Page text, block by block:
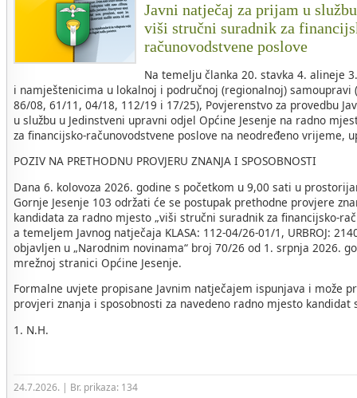
Javni natječaj za prijam u
viši stručni suradnik za
računovodstvene poslove
Na temelju članka 20. stavka 4. alineje
i namještenicima u lokalnoj i područnoj (regionalnoj) samoupravi
86/08, 61/11, 04/18, 112/19 i 17/25), Povjerenstvo za provedbu
u službu u Jedinstveni upravni odjel Općine Jesenje na radno
za financijsko-računovodstvene poslove na neodređeno vrijeme,
POZIV NA PRETHODNU PROVJERU ZNANJA I SPOSOBNOSTI
Dana 6. kolovoza 2026. godine s početkom u 9,00 sati u
Gornje Jesenje 103 održati će se postupak prethodne provjere
kandidata za radno mjesto „viši stručni suradnik za financijsko-
a temeljem Javnog natječaja KLASA: 112-04/26-01/1, URBROJ:
objavljen u „Narodnim novinama“ broj 70/26 od 1. srpnja 2026.
mrežnoj stranici Općine Jesenje.
Formalne uvjete propisane Javnim natječajem ispunjava i može
provjeri znanja i sposobnosti za navedeno radno mjesto
1. N.H.
24.7.2026. | Br. prikaza: 134